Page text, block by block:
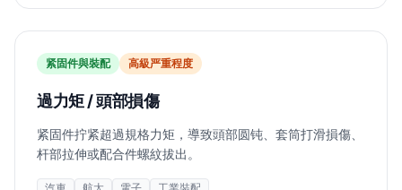
紧固件與裝配 高級严重程度
過力矩 / 頭部損傷
紧固件拧紧超過規格力矩，導致頭部圆钝、套筒打滑損傷、
杆部拉伸或配合件螺紋拔出。